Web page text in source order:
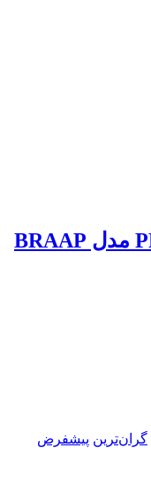
شلوارک مردانه PROPHEUS مدل BRAAP
گران‌ترین پیشفرض